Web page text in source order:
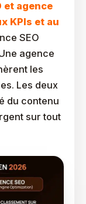
et agence
KPIs et au
SEO
agence
les
Les deux
du contenu
sur tout